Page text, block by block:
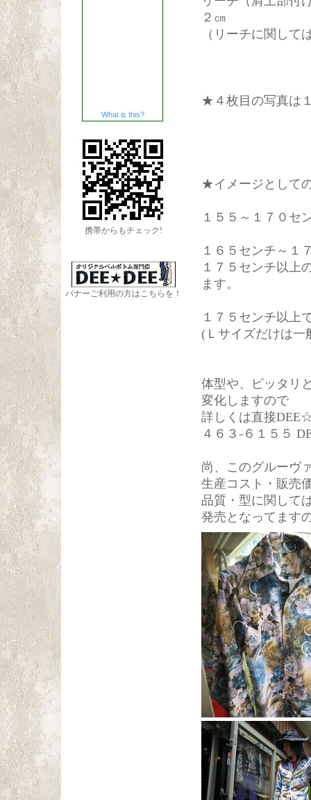
What is this?
携帯からもチェック!
バナーご利用の方はこちらを！
２㎝
（リーチに関して
★４枚目の写真は
★イメージとして
１５５～１７０セ
１６５センチ～１
１７５センチ以上
ます。
１７５センチ以上
(Ｌサイズだけは一
体型や、ピッタリ
変化しますので
詳しくは直接
４６３-６１５５
尚、このグルーヴ
生産コスト・販売
品質・型に関して
発売となってます